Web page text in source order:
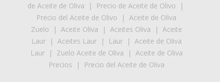
de Aceite de Oliva | Precio de Aceite de Olivo |
Precio del Aceite de Olivo | Aceite de Oliva
Zuelo | Aceite Oliva | Aceites Oliva | Aceite
Laur| Aceites Laur| Laur| Aceite de Oliva
Laur| Zuelo Aceite de Oliva | Aceite de Oliva
Precios | Precio del Aceite de Oliva